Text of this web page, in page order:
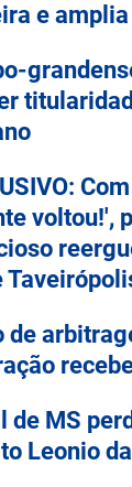
e
voltou!',
de
de MS
Leonio